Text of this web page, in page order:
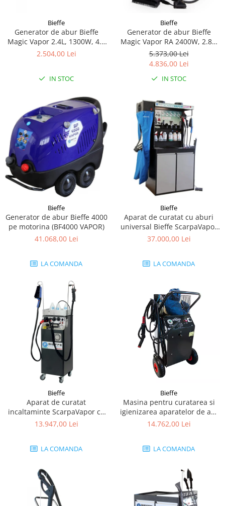
Bieffe
Generator de abur Bieffe
Magic Vapor 2.4L, 1300W, 4.8
Bar cu Fier de Calcat
2.504,00 Lei
IN STOC
Bieffe
Generator de abur Bieffe
Magic Vapor RA 2400W, 2.8L,
6 Bar
5.373,00 Lei
4.836,00 Lei
IN STOC
Bieffe
Generator de abur Bieffe 4000
pe motorina (BF4000 VAPOR)
41.068,00 Lei
LA COMANDA
Bieffe
Aparat de curatat cu aburi
universal Bieffe ScarpaVapor
No limits
37.000,00 Lei
LA COMANDA
Bieffe
Aparat de curatat
incaltaminte ScarpaVapor cu
abur 2000 W, 5 Bar
13.947,00 Lei
LA COMANDA
Bieffe
Masina pentru curatarea si
igienizarea aparatelor de aer
conditionat "AriaSana"
14.762,00 Lei
LA COMANDA